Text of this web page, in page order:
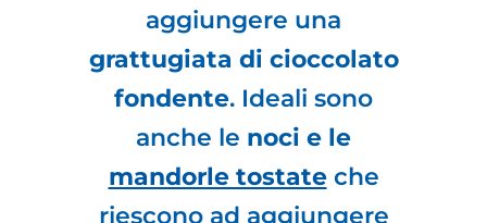
aggiungere una
grattugiata di cioccolato
fondente. Ideali sono
anche le noci e le
mandorle tostateche
riescono ad aggiungere